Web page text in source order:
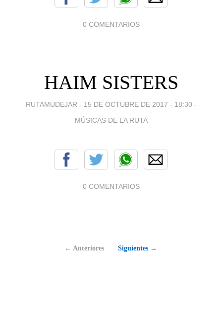
0 COMENTARIOS
HAIM SISTERS
RUTAMUDEJAR - 15 DE OCTUBRE DE 2017 - 18:30 -
MÚSICAS DE LA RUTA
0 COMENTARIOS
← Anteriores Siguientes →